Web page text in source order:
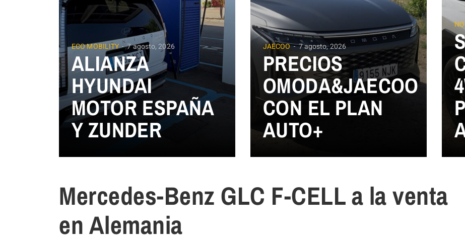
ECO MOBILITY 7 agosto, 2026
ALIANZA
HYUNDAI
MOTOR ESPAÑA
Y ZUNDER
JAECOO 7 agosto, 2026
PRECIOS
OMODA&JAECOO
CON EL PLAN
AUTO+
Mercedes-Benz GLC F-CELL a la venta
en Alemania